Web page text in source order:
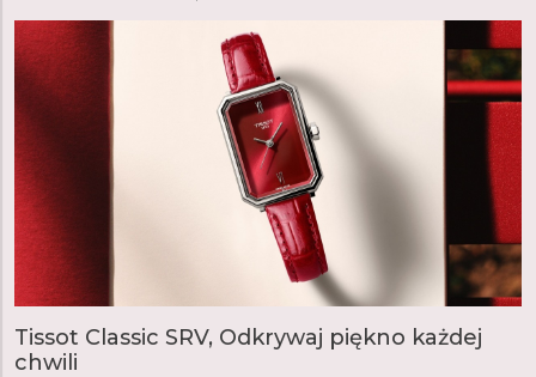
Tissot Classic SRV, Odkrywaj piękno każdej
chwili